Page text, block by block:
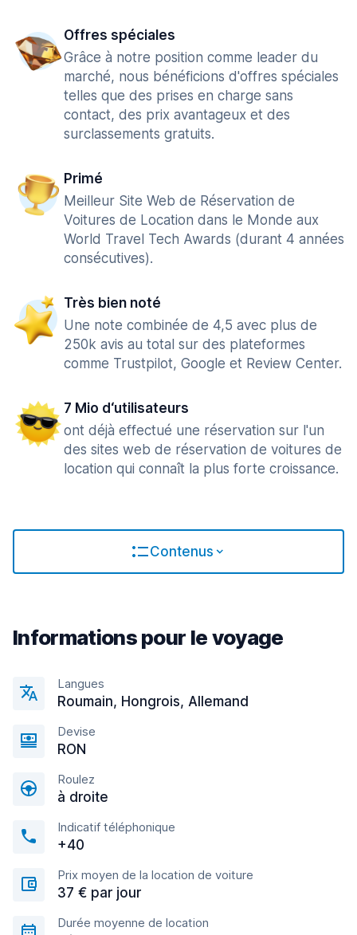
Offres spéciales
Grâce à notre position comme leader du
marché, nous bénéficions d'offres spéciales
telles que des prises en charge sans
contact, des prix avantageux et des
surclassements gratuits.
Primé
Meilleur Site Web de Réservation de
Voitures de Location dans le Monde aux
World Travel Tech Awards (durant 4 années
consécutives).
Très bien noté
Une note combinée de 4,5 avec plus de
250k avis au total sur des plateformes
comme Trustpilot, Google et Review Center.
7 Mio d‘utilisateurs
ont déjà effectué une réservation sur l'un
des sites web de réservation de voitures de
location qui connaît la plus forte croissance.
Contenus
Informations pour le voyage
Langues
Roumain, Hongrois, Allemand
Devise
RON
Roulez
à droite
Indicatif téléphonique
+40
Prix moyen de la location de voiture
37 € par jour
Durée moyenne de location